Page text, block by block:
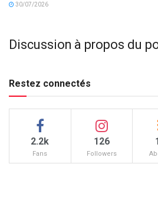
30/07/2026
Discussion à propos du
Restez connectés
2.2k
Fans
126
Followers